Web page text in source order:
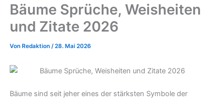
Bäume Sprüche, Weisheiten
und Zitate 2026
Von Redaktion /28. Mai 2026
Bäume sind seit jeher eines der stärksten Symbole der